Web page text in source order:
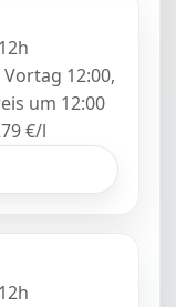
12:00,
um 12:00
€/l